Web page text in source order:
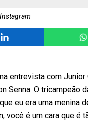
entrevista com
Senna. O
eu era uma menina
você é um cara que é